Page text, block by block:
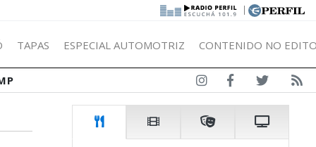
|
TAPAS ESPECIAL AUTOMOTRIZ CONTENIDO NO